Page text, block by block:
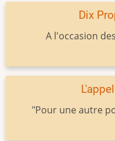
Dix
A l'occasion
"Pour une autre